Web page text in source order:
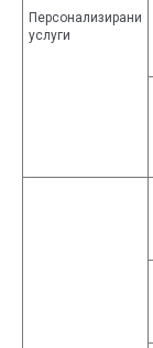
Персонализирани
услуги